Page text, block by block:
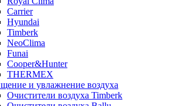
Carrier
Hyundai
Timberk
NeoClima
Funai
Cooper&Hunter
THERMEX
и увлажнение воздуха
Очистители воздуха Timberk